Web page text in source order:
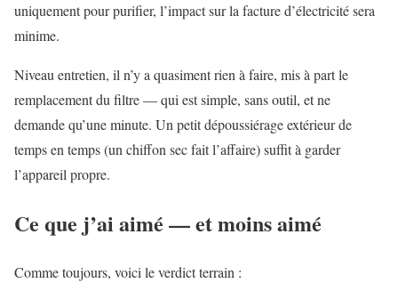
uniquement pour purifier, l’impact sur la facture d’électricité sera
minime.
Niveau entretien, il n’y a quasiment rien à faire, mis à part le
remplacement du filtre — qui est simple, sans outil, et ne
demande qu’une minute. Un petit dépoussiérage extérieur de
temps en temps (un chiffon sec fait l’affaire) suffit à garder
l’appareil propre.
Ce que j’ai aimé — et moins aimé
Comme toujours, voici le verdict terrain :